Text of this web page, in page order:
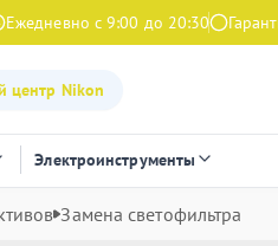
Ежедневно с 9:00 до 20:30
центр Nikon
Электроинструменты
Замена светофильтра